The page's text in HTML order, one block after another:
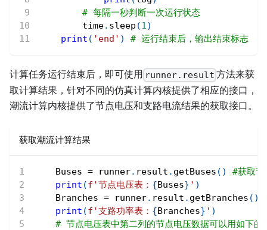
# 每隔一秒判断一次运行状态
        time
. sleep (1)
print ( 'end' ) # 运行结束后，输出结束标志
计算任务运行结束后，即可使用 runner.result 方法来获
取计算结果，针对不同的仿真计算内核提供了相应的接口，
潮流计算内核提供了节点电压和支路电流结果的获取接口。
获取潮流计算结果
    Buses
= runner. result . getBuses ( )
#获取节
print (f'节点电压表： {Buses} ' )
    Branches
= runner. result . getBranches ( )
print (f'支路功率表： {Branches} ' )
# 节点电压表中第二列的节点电压数据可以用如下